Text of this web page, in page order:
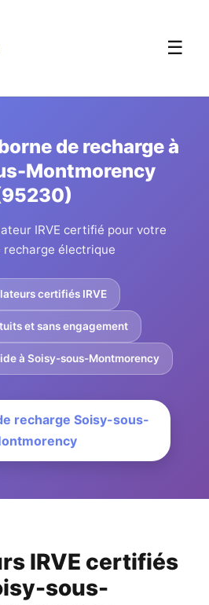
☰
de recharge à
Montmorency
IRVE certifié pour votre
recharge électrique
certifiés IRVE
et sans engagement
à Soisy-sous-Montmorency
recharge Soisy-sous-
IRVE certifiés
sous-